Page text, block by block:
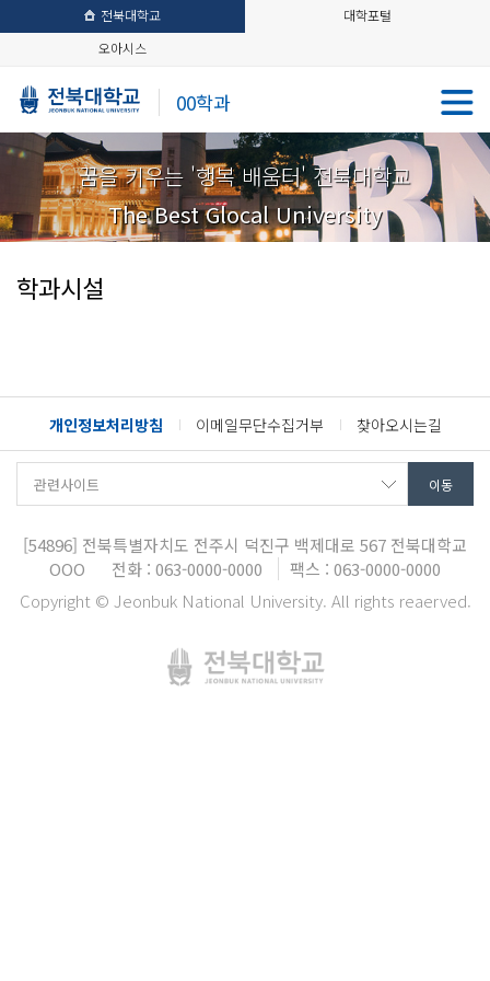
전북대학교
대학포털
오아시스
00학과
꿈을 키우는 '행복 배움터' 전북대학교
The Best Glocal University
학과시설
개인정보처리방침 이메일무단수집거부 찾아오시는길
[54896] 전북특별자치도 전주시 덕진구 백제대로 567 전북대학교
OOO
전화 : 063-0000-0000
팩스 : 063-0000-0000
Copyright © Jeonbuk National University. All rights reaerved.